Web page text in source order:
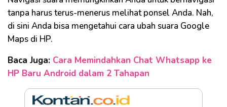
tanpa harus terus-menerus melihat ponsel Anda. Nah,
di sini Anda bisa mengetahui cara ubah suara Google
Maps di HP.
Baca Juga: Cara Memindahkan Chat Whatsapp ke
HP Baru Android dalam 2 Tahapan